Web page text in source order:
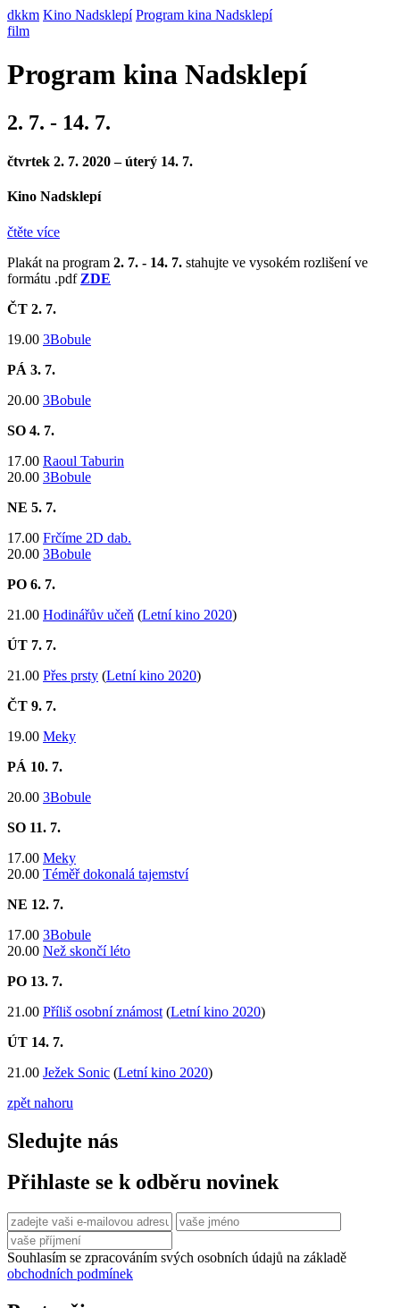
dkkm Kino Nadsklepí Program kina Nadsklepí
film
Program kina Nadsklepí
2. 7. - 14. 7.
čtvrtek 2. 7. 2020 – úterý 14. 7.
Kino Nadsklepí
čtěte více
Plakát na program 2. 7. - 14. 7. stahujte ve vysokém rozlišení ve
formátu .pdf ZDE
ČT 2. 7.
19.00 3Bobule
PÁ 3. 7.
20.00 3Bobule
SO 4. 7.
17.00 Raoul Taburin
20.00 3Bobule
NE 5. 7.
17.00 Frčíme 2D dab.
20.00 3Bobule
PO 6. 7.
21.00 Hodinářův učeň (Letní kino 2020)
ÚT 7. 7.
21.00 Přes prsty (Letní kino 2020)
ČT 9. 7.
19.00 Meky
PÁ 10. 7.
20.00 3Bobule
SO 11. 7.
17.00 Meky
20.00 Téměř dokonalá tajemství
NE 12. 7.
17.00 3Bobule
20.00 Než skončí léto
PO 13. 7.
21.00 Příliš osobní známost (Letní kino 2020)
ÚT 14. 7.
21.00 Ježek Sonic (Letní kino 2020)
zpět nahoru
Sledujte nás
Přihlaste se k odběru novinek
Souhlasím se zpracováním svých osobních údajů na základě
obchodních podmínek